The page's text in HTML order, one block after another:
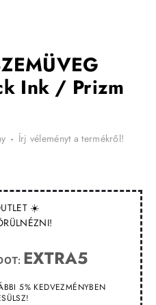
Ink / Prizm
☀️
EXTRA5
5% KEDVEZMÉNYBEN
- Írj véleményt a termékről!